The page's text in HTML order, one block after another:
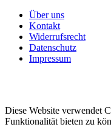
Über uns
Kontakt
Widerrufsrecht
Datenschutz
Impressum
Diese Website verwendet
Funktionalität bieten zu